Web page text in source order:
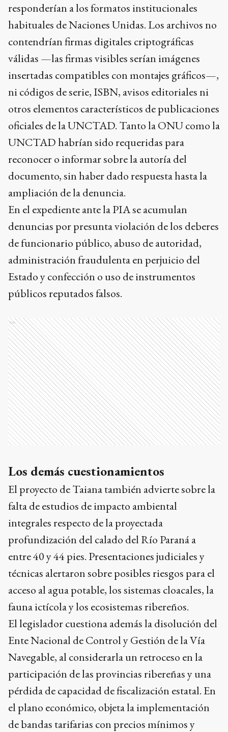
responderían a los formatos institucionales
habituales de Naciones Unidas. Los archivos no
contendrían firmas digitales criptográficas
válidas —las firmas visibles serían imágenes
insertadas compatibles con montajes gráficos—,
ni códigos de serie, ISBN, avisos editoriales ni
otros elementos característicos de publicaciones
oficiales de la UNCTAD. Tanto la ONU como la
UNCTAD habrían sido requeridas para
reconocer o informar sobre la autoría del
documento, sin haber dado respuesta hasta la
ampliación de la denuncia.
En el expediente ante la PIA se acumulan
denuncias por presunta violación de los deberes
de funcionario público, abuso de autoridad,
administración fraudulenta en perjuicio del
Estado y confección o uso de instrumentos
públicos reputados falsos.
Ads
Los demás cuestionamientos
El proyecto de Taiana también advierte sobre la
falta de estudios de impacto ambiental
integrales respecto de la proyectada
profundización del calado del Río Paraná a
entre 40 y 44 pies. Presentaciones judiciales y
técnicas alertaron sobre posibles riesgos para el
acceso al agua potable, los sistemas cloacales, la
fauna ictícola y los ecosistemas ribereños.
El legislador cuestiona además la disolución del
Ente Nacional de Control y Gestión de la Vía
Navegable, al considerarla un retroceso en la
participación de las provincias ribereñas y una
pérdida de capacidad de fiscalización estatal. En
el plano económico, objeta la implementación
de bandas tarifarias con precios mínimos y